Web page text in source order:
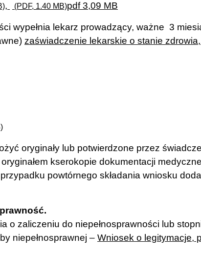
, (PDF, 1.40 MB)pdf 3,09 MB
wypełnia lekarz prowadzący, ważne 3
zaświadczenie lekarskie o stanie
oryginały lub potwierdzone przez
kserokopie dokumentacji
powtórnego składania wniosku
zaliczeniu do niepełnosprawności lub
niepełnosprawnej – Wniosek o legitymacje,